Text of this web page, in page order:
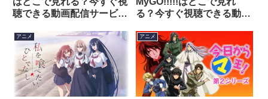
聴できる動画配信サービス
る？今すぐ視聴できる動画
アニメ アニメ